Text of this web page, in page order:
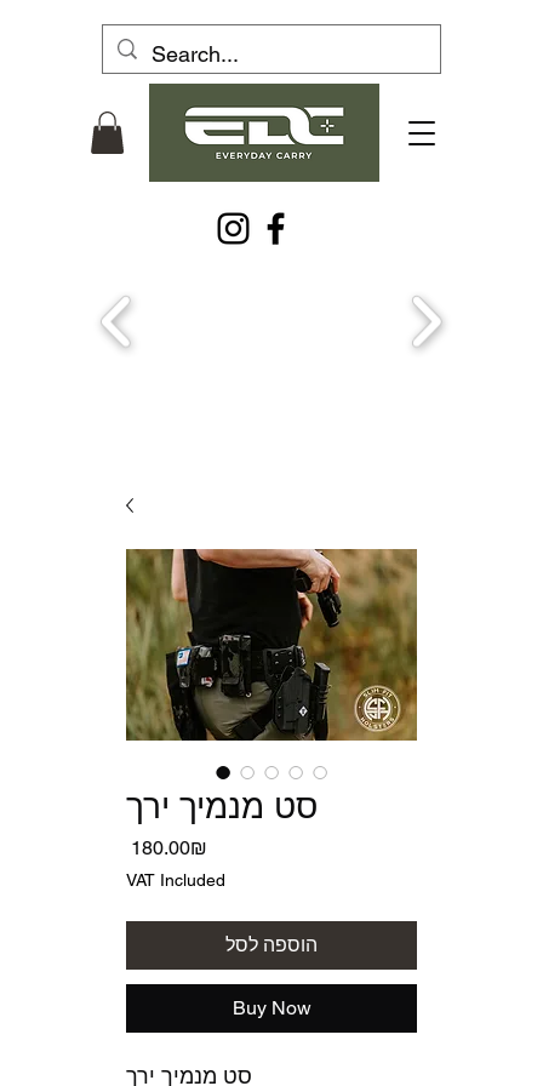
סט מנמיך ירך
‏180.00 ‏₪
VAT Included
הוספה לסל
Buy Now
סט מנמיך ירך